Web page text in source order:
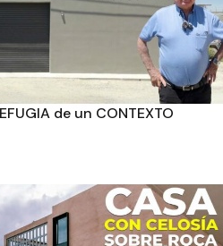
de un CONTEXTO
Estado
Baños